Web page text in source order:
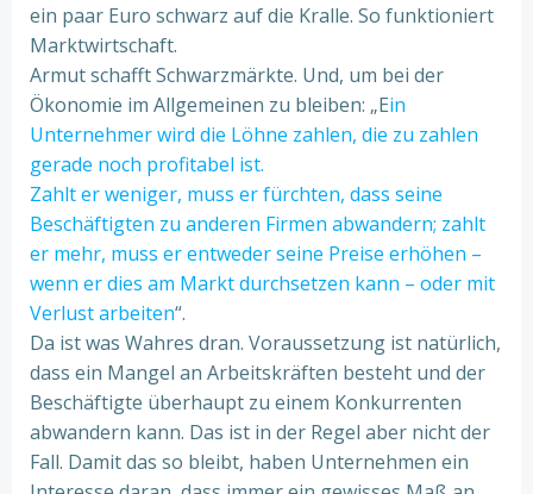
ein paar Euro schwarz auf die Kralle. So funktioniert
Marktwirtschaft.
Armut schafft Schwarzmärkte. Und, um bei der
Ökonomie im Allgemeinen zu bleiben: „Ein
Unternehmer wird die Löhne zahlen, die zu zahlen
gerade noch profitabel ist.
Zahlt er weniger, muss er fürchten, dass seine
Beschäftigten zu anderen Firmen abwandern; zahlt
er mehr, muss er entweder seine Preise erhöhen –
wenn er dies am Markt durchsetzen kann – oder mit
Verlust arbeiten“.
Da ist was Wahres dran. Voraussetzung ist natürlich,
dass ein Mangel an Arbeitskräften besteht und der
Beschäftigte überhaupt zu einem Konkurrenten
abwandern kann. Das ist in der Regel aber nicht der
Fall. Damit das so bleibt, haben Unternehmen ein